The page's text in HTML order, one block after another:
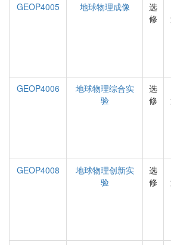
GEOP4005
地球物理成像
选
修
GEOP4006
地球物理综合实
验
选
修
GEOP4008
地球物理创新实
验
选
修